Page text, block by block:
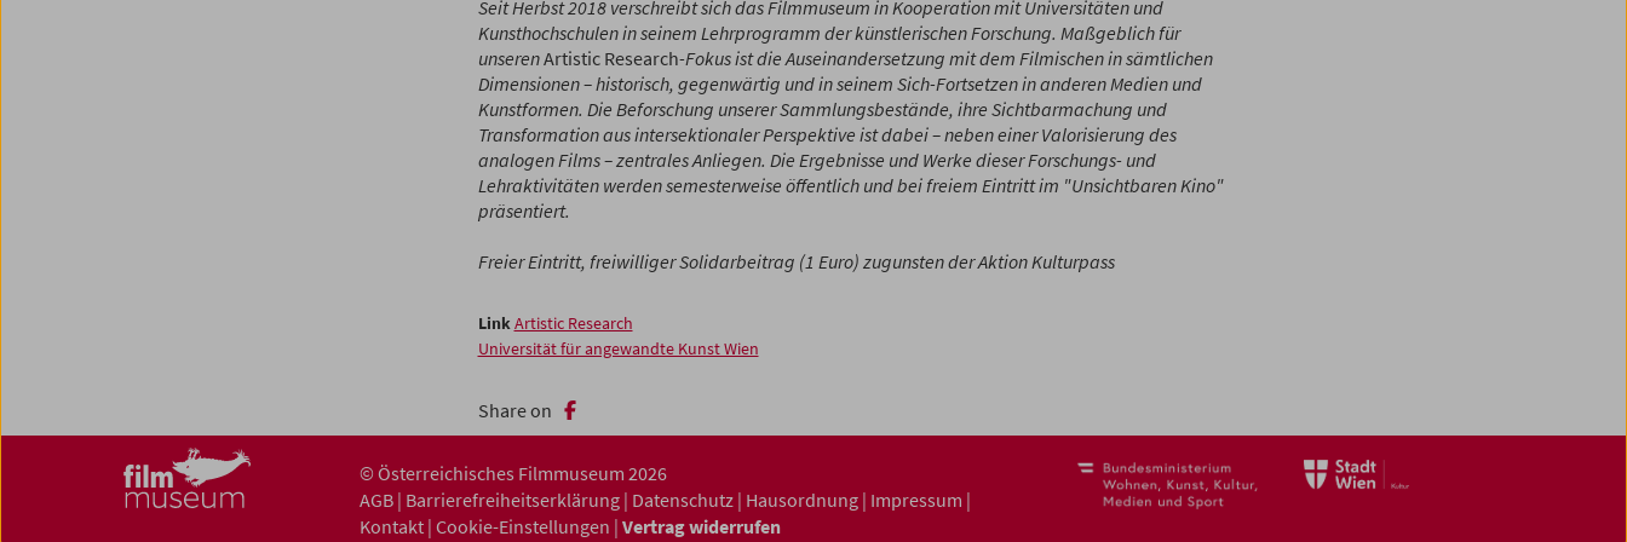
Seit Herbst 2018 verschreibt sich das Filmmuseum in Kooperation mit Universitäten und
Kunsthochschulen in seinem Lehrprogramm der künstlerischen Forschung. Maßgeblich für
unserenArtistic Research-Fokus ist die Auseinandersetzung mit dem Filmischen in sämtlichen
Dimensionen – historisch, gegenwärtig und in seinem Sich-Fortsetzen in anderen Medien und
Kunstformen. Die Beforschung unserer Sammlungsbestände, ihre Sichtbarmachung und
Transformation aus intersektionaler Perspektive ist dabei – neben einer Valorisierung des
analogen Films – zentrales Anliegen. Die Ergebnisse und Werke dieser Forschungs- und
Lehraktivitäten werden semesterweise öffentlich und bei freiem Eintritt im "Unsichtbaren Kino"
präsentiert.
Freier Eintritt, freiwilliger Solidarbeitrag (1 Euro) zugunsten der Aktion Kulturpass
LinkArtistic Research
Universität für angewandte Kunst Wien
Share on
© Österreichisches Filmmuseum 2026
AGB | Barrierefreiheitserklärung | Datenschutz | Hausordnung | Impressum |
Kontakt | Cookie-Einstellungen | Vertrag widerrufen